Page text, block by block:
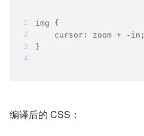
img {
    cursor: zoom + -in;
}
编译后的 CSS：